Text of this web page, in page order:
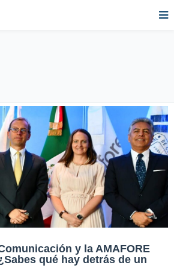
y la AMAFORE
qué hay detrás de un